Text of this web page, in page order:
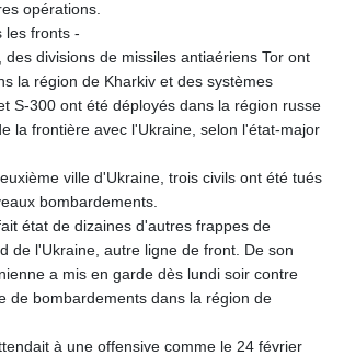
opérations.
les fronts -
des divisions de missiles antiaériens Tor ont
la région de Kharkiv et des systèmes
S-300 ont été déployés dans la région russe
la frontière avec l'Ukraine, selon l'état-major
ville d'Ukraine, trois civils ont été tués
bombardements.
état de dizaines d'autres frappes de
de l'Ukraine, autre ligne de front. De son
a mis en garde dès lundi soir contre
de bombardements dans la région de
à une offensive comme le 24 février